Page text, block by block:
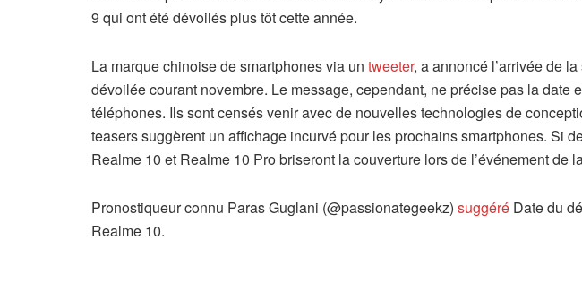
9 qui ont été dévoilés plus tôt cette année.
La marque chinoise de smartphones via un tweeter, a annoncé l’arrivée de
dévoilée courant novembre. Le message, cependant, ne précise pas la date
téléphones. Ils sont censés venir avec de nouvelles technologies de
teasers suggèrent un affichage incurvé pour les prochains smartphones. Si
Realme 10 et Realme 10 Pro briseront la couverture lors de l’événement de
Pronostiqueur connu Paras Guglani (@passionategeekz) suggéré Date du
Realme 10.